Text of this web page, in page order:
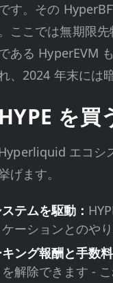
す。その
ここでは無期限
ある HyperEVM
、2024 年末には
を買
エコシ
げます。
テムを駆動：
ーションとのや
ング報酬と手数料
解除できます -